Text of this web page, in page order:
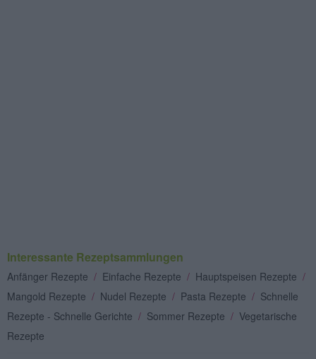
Interessante Rezeptsammlungen
Anfänger Rezepte / Einfache Rezepte / Hauptspeisen Rezepte /
Mangold Rezepte / Nudel Rezepte / Pasta Rezepte / Schnelle
Rezepte - Schnelle Gerichte / Sommer Rezepte / Vegetarische
Rezepte